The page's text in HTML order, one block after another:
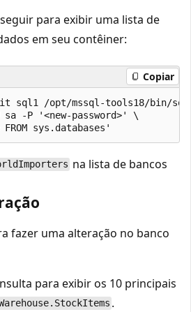
para exibir uma lista de
em seu contêiner:
Copiar
it sql1 /opt/mssql-tools18/bin/
sa -P '<new-password>' \
na lista de bancos
fazer uma alteração no banco
para exibir os 10 principais
.